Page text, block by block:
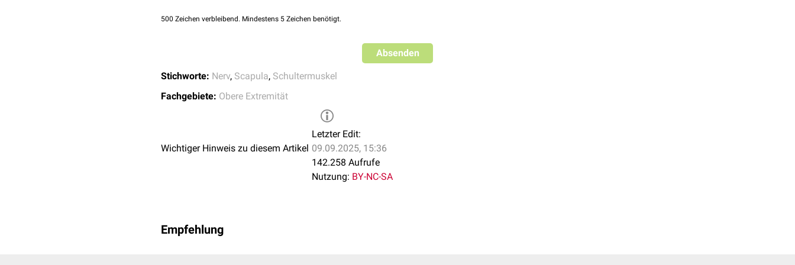
500 Zeichen verbleibend. Mindestens 5 Zeichen benötigt.
Absenden
Stichworte: Nerv, Scapula, Schultermuskel
Fachgebiete: Obere Extremität
Wichtiger Hinweis zu diesem Artikel
Letzter Edit:
09.09.2025, 15:36
142.258 Aufrufe
Nutzung: BY-NC-SA
Empfehlung